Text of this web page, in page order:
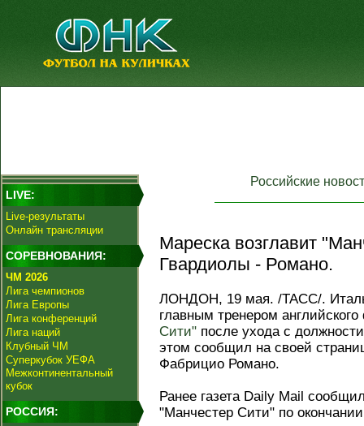
LIVE:
Live-результаты
Онлайн трансляции
СОРЕВНОВАНИЯ:
ЧМ 2026
Лига чемпионов
Лига Европы
Лига конференций
Лига наций
Клубный ЧМ
Суперкубок УЕФА
Межконтинентальный
кубок
РОССИЯ:
Российские
Мареска возглавит
Гвардиолы - Романо.
ЛОНДОН, 19 мая. /ТАСС/.
главным тренером
Сити" после ухода с
этом сообщил на своей
Фабрицио Романо.
Ранее газета Daily Mail
"Манчестер Сити" по